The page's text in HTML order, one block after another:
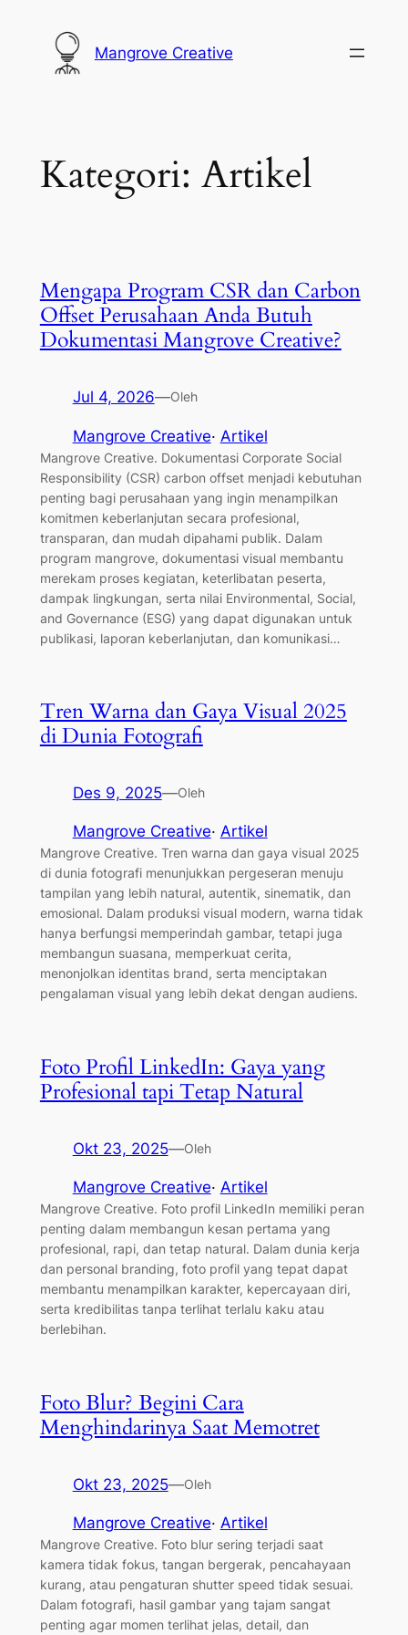
konten
Mangrove Creative
Kategori: Artikel
Mengapa Program CSR dan Carbon
Offset Perusahaan Anda Butuh
Dokumentasi Mangrove Creative?
Jul 4, 2026—Oleh
Mangrove Creative· Artikel
Mangrove Creative. Dokumentasi Corporate Social
Responsibility (CSR) carbon offset menjadi kebutuhan
penting bagi perusahaan yang ingin menampilkan
komitmen keberlanjutan secara profesional,
transparan, dan mudah dipahami publik. Dalam
program mangrove, dokumentasi visual membantu
merekam proses kegiatan, keterlibatan peserta,
dampak lingkungan, serta nilai Environmental, Social,
and Governance (ESG) yang dapat digunakan untuk
publikasi, laporan keberlanjutan, dan komunikasi…
Tren Warna dan Gaya Visual 2025
di Dunia Fotografi
Des 9, 2025—Oleh
Mangrove Creative· Artikel
Mangrove Creative. Tren warna dan gaya visual 2025
di dunia fotografi menunjukkan pergeseran menuju
tampilan yang lebih natural, autentik, sinematik, dan
emosional. Dalam produksi visual modern, warna tidak
hanya berfungsi memperindah gambar, tetapi juga
membangun suasana, memperkuat cerita,
menonjolkan identitas brand, serta menciptakan
pengalaman visual yang lebih dekat dengan audiens.
Foto Profil LinkedIn: Gaya yang
Profesional tapi Tetap Natural
Okt 23, 2025—Oleh
Mangrove Creative· Artikel
Mangrove Creative. Foto profil LinkedIn memiliki peran
penting dalam membangun kesan pertama yang
profesional, rapi, dan tetap natural. Dalam dunia kerja
dan personal branding, foto profil yang tepat dapat
membantu menampilkan karakter, kepercayaan diri,
serta kredibilitas tanpa terlihat terlalu kaku atau
berlebihan.
Foto Blur? Begini Cara
Menghindarinya Saat Memotret
Okt 23, 2025—Oleh
Mangrove Creative· Artikel
Mangrove Creative. Foto blur sering terjadi saat
kamera tidak fokus, tangan bergerak, pencahayaan
kurang, atau pengaturan shutter speed tidak sesuai.
Dalam fotografi, hasil gambar yang tajam sangat
penting agar momen terlihat jelas, detail, dan